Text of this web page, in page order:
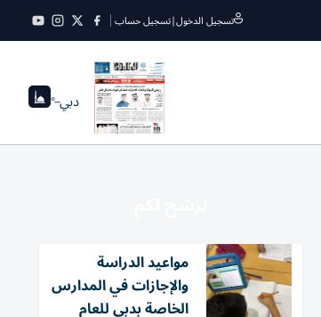
تسجيل الدخول|تسجيل حساب
دبي--°
مواعيد الدراسة
والإجازات في المدارس
الخاصة بدبي للعام